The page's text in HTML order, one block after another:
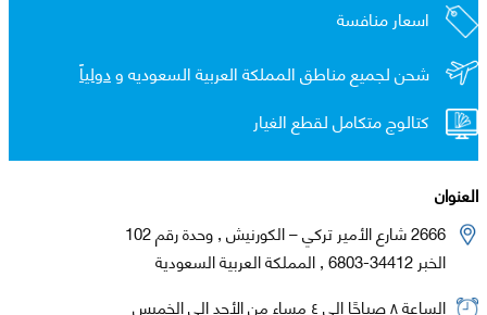
اسعار منافسة
شحن لجميع مناطق المملكة العربية السعوديه ودولياً
كتالوج متكامل لقطع الغيار
العنوان
2666 شارع الأمير تركي – الكورنيش , وحدة رقم 102
الخبر 34412-6803 , المملكة العربية السعودية
الساعة ٨ صباحًا إلى ٤ مساء من الأحد إلى الخميس